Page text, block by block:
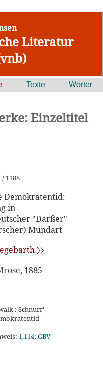
Literatur
Texte Wörter
Einzeltitel
/ 1188
Demokratentid:
in
"Darßer"
Mundart
〉〉
1885
: Schnurr'
1,114; GBV